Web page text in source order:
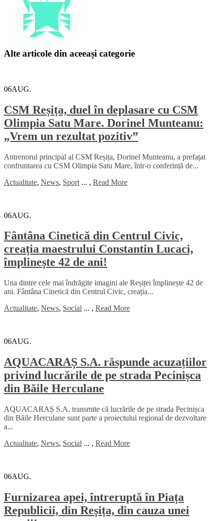
Alte articole din aceeași categorie
06AUG.
CSM Reșița, duel în deplasare cu CSM
Olimpia Satu Mare. Dorinel Munteanu:
„Vrem un rezultat pozitiv”
Antrenorul principal al CSM Reșița, Dorinel Munteanu, a prefațat
confruntarea cu CSM Olimpia Satu Mare, într-o conferință de...
Actualitate, News, Sport ... , Read More
06AUG.
Fântâna Cinetică din Centrul Civic,
creația maestrului Constantin Lucaci,
împlinește 42 de ani!
Una dintre cele mai îndrăgite imagini ale Reșiței împlinește 42 de
ani. Fântâna Cinetică din Centrul Civic, creația...
Actualitate, News, Social ... , Read More
06AUG.
AQUACARAȘ S.A. răspunde acuzațiilor
privind lucrările de pe strada Pecinișca
din Băile Herculane
AQUACARAȘ S.A. transmite că lucrările de pe strada Pecinișca
din Băile Herculane sunt parte a proiectului regional de dezvoltare
a...
Actualitate, News, Social ... , Read More
06AUG.
Furnizarea apei, întreruptă în Piața
Republicii, din Reșița, din cauza unei